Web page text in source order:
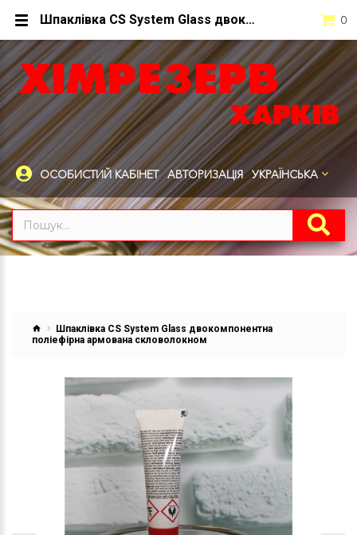
0
ОСОБИСТИЙ КАБІНЕТ АВТОРИЗАЦІЯ УКРАЇНСЬКА
Шпаклівка CS System Glass двокомпонентна
поліефірна армована скловолокном
Шпаклівка CS System Glass двокомпонентна поліефірна армована скловолокном